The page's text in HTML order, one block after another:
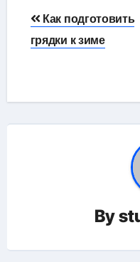
Навигация
по
Как подготовить
грядки к зиме
By